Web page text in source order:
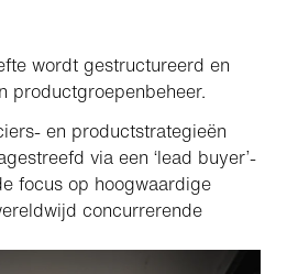
wordt gestructureerd en
productgroepenbeheer.
en productstrategieën
via een ‘lead buyer’-
focus op hoogwaardige
concurrerende